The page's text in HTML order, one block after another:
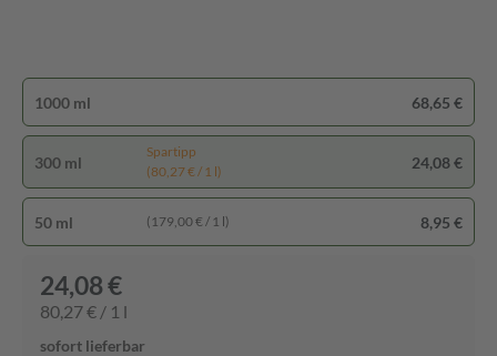
1000 ml 68,65 €
300 ml
Spartipp
(80,27 € / 1 l)
24,08 €
50 ml (179,00 € / 1 l) 8,95 €
24,08 €
80,27 € / 1 l
sofort lieferbar